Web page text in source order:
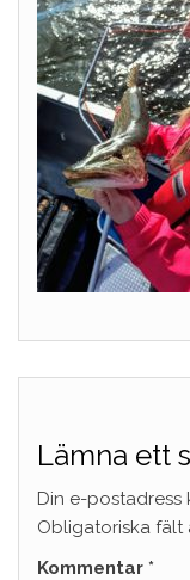
Lämna ett
Din e-postadress
Obligatoriska fält
Kommentar *